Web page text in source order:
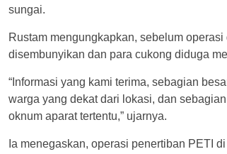
sungai.
Rustam mengungkapkan, sebelum
disembunyikan dan para cukong diduga
“Informasi yang kami terima, sebagian
warga yang dekat dari lokasi, dan
oknum aparat tertentu,” ujarnya.
Ia menegaskan, operasi penertiban PETI